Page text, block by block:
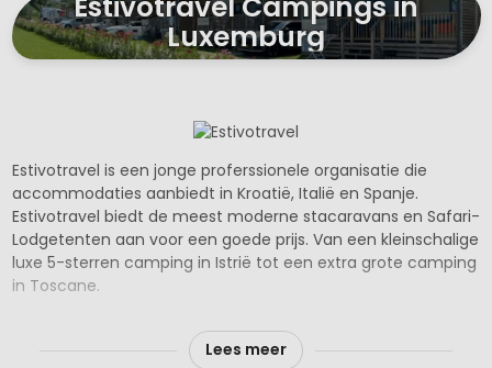
Luxemburg
Estivotravel is een jonge proferssionele organisatie die
accommodaties aanbiedt in Kroatië, Italië en Spanje.
Estivotravel biedt de meest moderne stacaravans en Safari-
Lodgetenten aan voor een goede prijs. Van een kleinschalige
luxe 5-sterren camping in Istrië tot een extra grote camping
in Toscane.
Estivo klinkt niet alleen zomers, dit betekent het ook in het
Italiaans. Estivo's eigen luxe stacaravans vindt je op 14
Lees meer